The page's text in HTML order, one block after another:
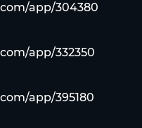
app/304380
app/332350
app/395180